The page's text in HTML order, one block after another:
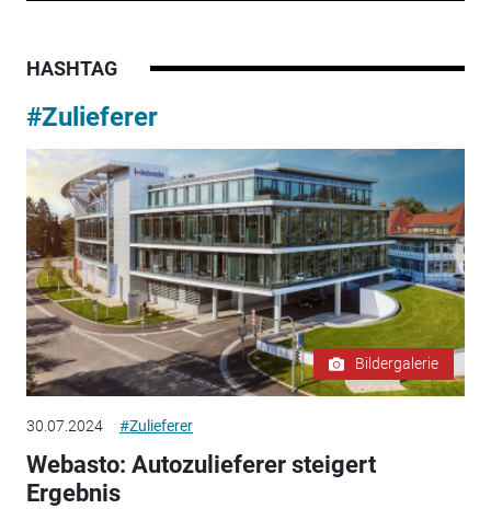
HASHTAG
#Zulieferer
Bildergalerie
30.07.2024 #Zulieferer
Webasto: Autozulieferer steigert
Ergebnis